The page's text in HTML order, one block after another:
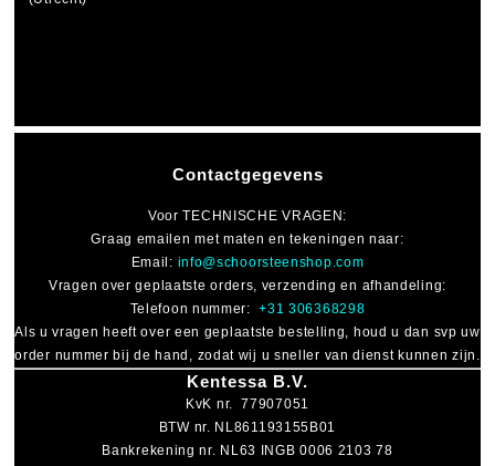
Contactgegevens
VoorTECHNISCHE VRAGEN :
Graag emailen met maten en tekeningen naar:
Email: info@schoorsteenshop.com
Vragen over geplaatste orders, verzending en afhandeling:
Telefoon nummer:+31 306368298
Als u vragen heeft over een geplaatste bestelling, houd u dan svp uw
order nummer bij de hand, zodat wij u sneller van dienst kunnen zijn.
Kentessa B.V.
KvK nr. 77907051
BTW nr. NL861193155B01
Bankrekening nr. NL63 INGB 0006 2103 78